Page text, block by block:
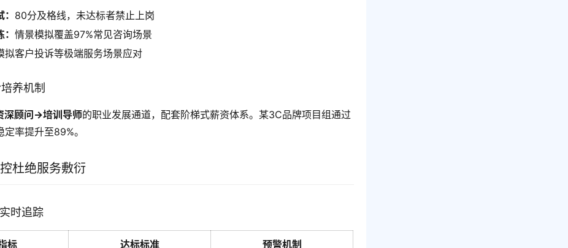
80分及格线，未达标者禁止上岗
：情景模拟覆盖97%常见咨询场景
拟客户投诉等极端服务场景应对
养机制
深顾问→培训导师的职业发展通道，配套阶梯式薪资体系。某3C品牌项目组通过
率提升至89%。
杜绝服务敷衍
时追踪
标 达标标准 预警机制